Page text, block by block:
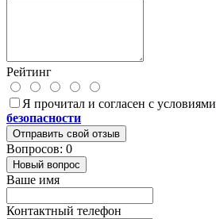
Рейтинг
Я прочитал и согласен с условиями
безопасности
Отправить свой отзыв
Вопросов: 0
Новый вопрос
Ваше имя
Контактный телефон